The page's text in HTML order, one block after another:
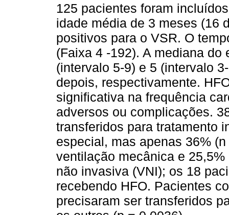
125 pacientes foram
idade média de 3 meses (16
positivos para o VSR. O
(Faixa 4 -192). A mediana do
(intervalo 5-9) e 5 (intervalo
depois, respectivamente.
significativa na frequência
adversos ou complicações.
transferidos para tratamento
especial, mas apenas 36%
ventilação mecânica e
não invasiva (VNI); os 18
recebendo HFO. Pacientes
precisaram ser transferidos